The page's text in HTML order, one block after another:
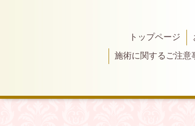
トップページ
施術に関するご注意